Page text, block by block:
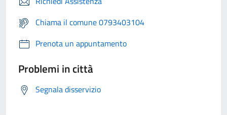
Chiama il comune 0793403104
Prenota un appuntamento
Problemi in città
Segnala disservizio